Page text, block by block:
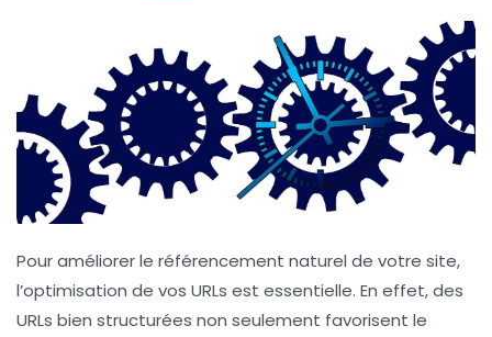
Pouraméliorer le référencement naturel de votre site,
l’optimisation de vos URLs est essentielle. En effet, des
URLs bien structurées non seulement favorisent le